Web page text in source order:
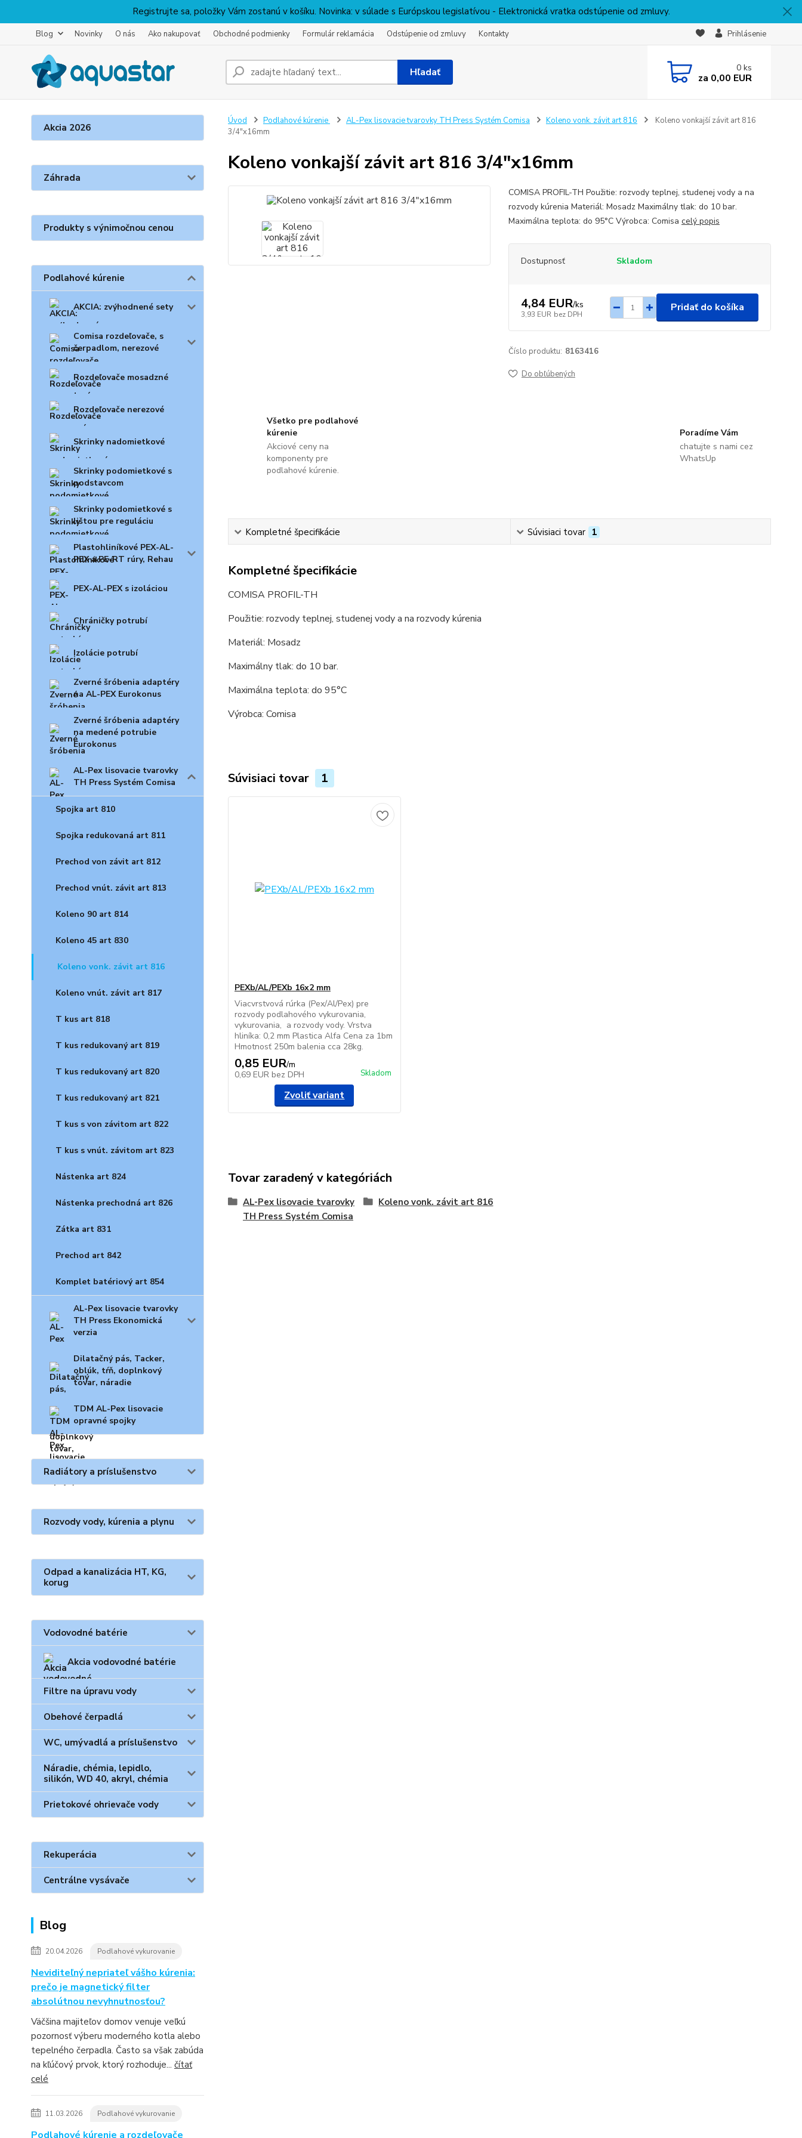
Registrujte sa, položky Vám zostanú v košíku. Novinka: v súlade s Európskou legislatívou - Elektronická vratka odstúpenie od zmluvy.
Blog Novinky O nás Ako nakupovať Obchodné podmienky Formulár reklamácia Odstúpenie od zmluvy Kontakty Prihlásenie
Hľadať 0 ks
za 0,00 EUR
Akcia 2026
Záhrada
Produkty s výnimočnou cenou
Podlahové kúrenie
AKCIA: zvýhodnené sety
Comisa rozdeľovače, s
čerpadlom, nerezové
Rozdeľovače mosadzné
Rozdeľovače nerezové
Skrinky nadomietkové
Skrinky podomietkové s
podstavcom
Skrinky podomietkové s
lištou pre reguláciu
Plastohliníkové PEX-AL-
PEX a PE-RT rúry, Rehau
PEX-AL-PEX s izoláciou
Chráničky potrubí
Izolácie potrubí
Zverné šróbenia adaptéry
na AL-PEX Eurokonus
Zverné šróbenia adaptéry
na medené potrubie
Eurokonus
AL-Pex lisovacie tvarovky
TH Press Systém Comisa
Spojka art 810
Spojka redukovaná art 811
Prechod von závit art 812
Prechod vnút. závit art 813
Koleno 90 art 814
Koleno 45 art 830
Koleno vonk. závit art 816
Koleno vnút. závit art 817
T kus art 818
T kus redukovaný art 819
T kus redukovaný art 820
T kus redukovaný art 821
T kus s von závitom art 822
T kus s vnút. závitom art 823
Nástenka art 824
Nástenka prechodná art 826
Zátka art 831
Prechod art 842
Komplet batériový art 854
AL-Pex lisovacie tvarovky
TH Press Ekonomická
verzia
Dilatačný pás, Tacker,
oblúk, tŕň, doplnkový
tovar, náradie
TDM AL-Pex lisovacie
opravné spojky
Radiátory a príslušenstvo
Rozvody vody, kúrenia a plynu
Odpad a kanalizácia HT, KG,
korug
Vodovodné batérie
Akcia vodovodné batérie
Filtre na úpravu vody
Obehové čerpadlá
WC, umývadlá a príslušenstvo
Náradie, chémia, lepidlo,
silikón, WD 40, akryl, chémia
Prietokové ohrievače vody
Rekuperácia
Centrálne vysávače
Blog
20.04.2026 Podlahové vykurovanie
Neviditeľný nepriateľ vášho kúrenia:
prečo je magnetický filter
absolútnou nevyhnutnosťou?
Väčšina majiteľov domov venuje veľkú
pozornosť výberu moderného kotla alebo
tepelného čerpadla. Často sa však zabúda
na kľúčový prvok, ktorý rozhoduje... čítať
celé
11.03.2026 Podlahové vykurovanie
Podlahové kúrenie a rozdeľovače
Úvod Podlahové kúrenie AL-Pex lisovacie tvarovky TH Press Systém Comisa Koleno vonk. závit art 816
Koleno vonkajší závit art 816
3/4"x16mm
Koleno vonkajší závit art 816 3/4"x16mm
COMISA PROFIL-TH Použitie: rozvody teplnej, studenej vody a na
rozvody kúrenia Materiál: Mosadz Maximálny tlak: do 10 bar.
Maximálna teplota: do 95°C Výrobca: Comisa celý popis
Dostupnosť Skladom
4,84 EUR/ks
3,93 EUR bez DPH
Pridať do košíka
Číslo produktu: 8163416
Do obľúbených
Všetko pre podlahové
kúrenie
Akciové ceny na
komponenty pre
podlahové kúrenie.
Poradíme Vám
chatujte s nami cez
WhatsUp
Kompletné špecifikácie Súvisiaci tovar 1
Kompletné špecifikácie
COMISA PROFIL-TH
Použitie: rozvody teplnej, studenej vody a na rozvody kúrenia
Materiál: Mosadz
Maximálny tlak: do 10 bar.
Maximálna teplota: do 95°C
Výrobca: Comisa
Súvisiaci tovar 1
PEXb/AL/PEXb 16x2 mm
Viacvrstvová rúrka (Pex/Al/Pex) pre
rozvody podlahového vykurovania,
vykurovania, a rozvody vody. Vrstva
hliníka: 0,2 mm Plastica Alfa Cena za 1bm
Hmotnosť 250m balenia cca 28kg.
0,85 EUR/m
0,69 EUR bez DPH Skladom
Zvoliť variant
Tovar zaradený v kategóriách
AL-Pex lisovacie tvarovky
TH Press Systém Comisa
Koleno vonk. závit art 816